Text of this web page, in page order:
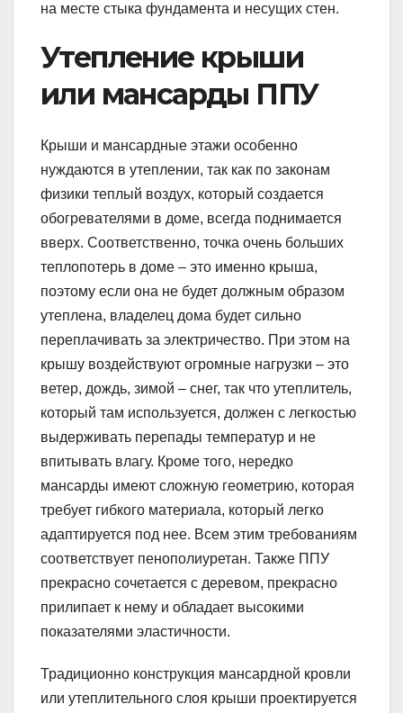
на месте стыка фундамента и несущих стен.
Утепление крыши
или мансарды ППУ
Крыши и мансардные этажи особенно
нуждаются в утеплении, так как по законам
физики теплый воздух, который создается
обогревателями в доме, всегда поднимается
вверх. Соответственно, точка очень больших
теплопотерь в доме – это именно крыша,
поэтому если она не будет должным образом
утеплена, владелец дома будет сильно
переплачивать за электричество. При этом на
крышу воздействуют огромные нагрузки – это
ветер, дождь, зимой – снег, так что утеплитель,
который там используется, должен с легкостью
выдерживать перепады температур и не
впитывать влагу. Кроме того, нередко
мансарды имеют сложную геометрию, которая
требует гибкого материала, который легко
адаптируется под нее. Всем этим требованиям
соответствует пенополиуретан. Также ППУ
прекрасно сочетается с деревом, прекрасно
прилипает к нему и обладает высокими
показателями эластичности.
Традиционно конструкция мансардной кровли
или утеплительного слоя крыши проектируется